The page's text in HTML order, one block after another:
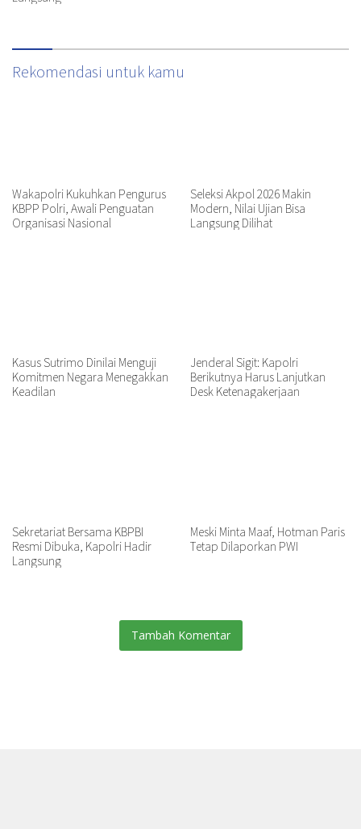
Rekomendasi untuk kamu
Wakapolri Kukuhkan Pengurus
KBPP Polri, Awali Penguatan
Organisasi Nasional
Seleksi Akpol 2026 Makin
Modern, Nilai Ujian Bisa
Langsung Dilihat
Kasus Sutrimo Dinilai Menguji
Komitmen Negara Menegakkan
Keadilan
Jenderal Sigit: Kapolri
Berikutnya Harus Lanjutkan
Desk Ketenagakerjaan
Sekretariat Bersama KBPBI
Resmi Dibuka, Kapolri Hadir
Langsung
Meski Minta Maaf, Hotman Paris
Tetap Dilaporkan PWI
Tambah Komentar